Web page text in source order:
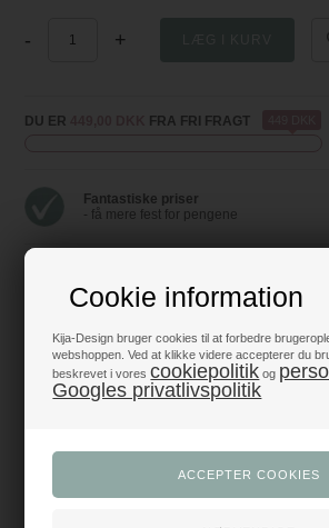
Cookie information
Kija-Design bruger cookies til at forbedre
webshoppen. Ved at klikke videre accepterer du
beskrevet i vorescookiepolitik og
Googles privatlivspolitik
- +
DU ER FRA FRI FRAGT
Fantastiske priser
- få mere fest for pengene
- alt til fest og dekoration
Trustpilot 5/5 - Fremragende
+1200 glade anmeldelser